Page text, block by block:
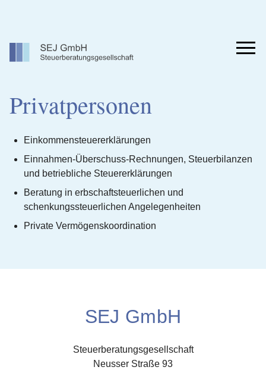
Privatpersonen
Einkommensteuererklärungen
Einnahmen-Überschuss-Rechnungen, Steuerbilanzen
und betriebliche Steuererklärungen
Beratung in erbschaftsteuerlichen und
schenkungssteuerlichen Angelegenheiten
Private Vermögenskoordination
SEJ GmbH
Steuerberatungsgesellschaft
Neusser Straße 93